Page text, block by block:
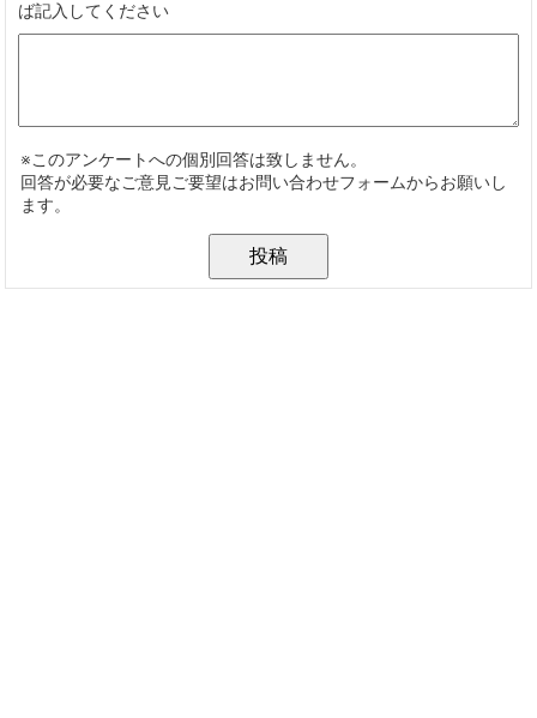
ば記入してください
※このアンケートへの個別回答は致しません。
回答が必要なご意見ご要望はお問い合わせフォームからお願いし
ます。